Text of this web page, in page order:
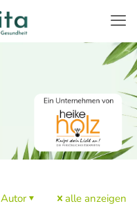
Autor alle anzeigen